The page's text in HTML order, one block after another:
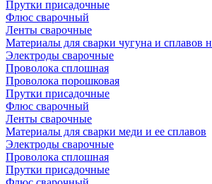
Прутки присадочные
Флюс сварочный
Ленты сварочные
Материалы для сварки чугуна и сплавов
Электроды сварочные
Проволока сплошная
Проволока порошковая
Прутки присадочные
Флюс сварочный
Ленты сварочные
Материалы для сварки меди и ее сплавов
Электроды сварочные
Проволока сплошная
Прутки присадочные